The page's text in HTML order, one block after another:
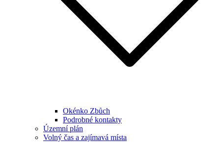
Okénko Zbůch
Podrobné kontakty
Územní plán
Volný čas a zajímavá místa